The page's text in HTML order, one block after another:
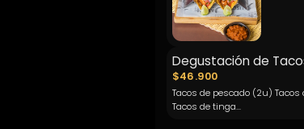
Degustación de
$46.900
Tacos de pescado (2u)
Tacos de tinga...